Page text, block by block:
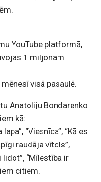
YouTube platformā,
1 miljonam
visā pasaulē.
Anatoliju Bondarenko
kā:
“Viesnīca”, “Kā es
raudāja vītols”,
lidot”, “Mīlestība ir
citiem.